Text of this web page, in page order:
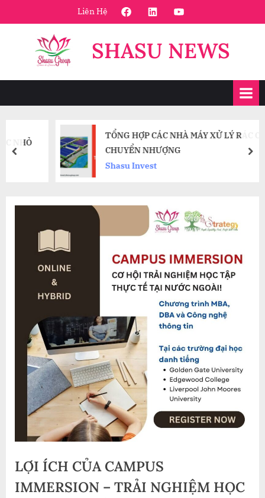
to
Liên Hệ FaceBookLinkedinYoutube
SHASU NEWS
TỔNG HỢP CÁC NHÀ MÁY XỬ LÝ RÁC CẦN
CHUYỂN NHƯỢNG
Shasu Invest
prev
LỢI ÍCH CỦA CAMPUS
IMMERSION – TRẢI NGHIỆM HỌC